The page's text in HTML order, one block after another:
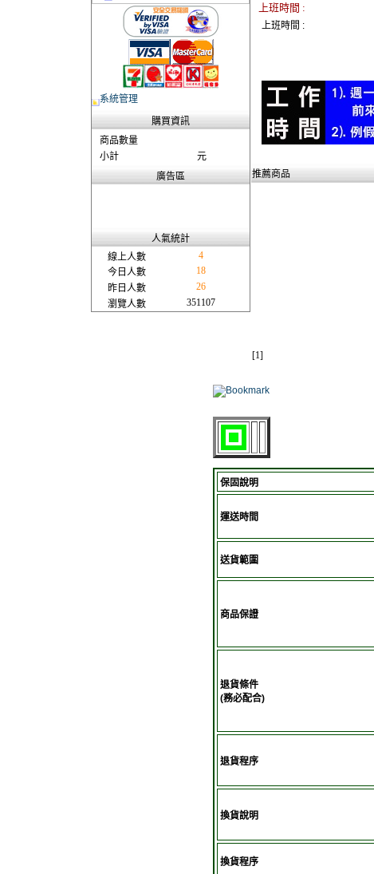
系統管理
購買資訊
商品數量
小計
元
廣告區
人氣統計
線上人數
4
今日人數
18
昨日人數
26
瀏覽人數
351107
上班時間 :
上班時間 :
推薦商品
[1]
保固說明
運送時間
送貨範圍
商品保證
退貨條件
(務必配合)
退貨程序
換貨說明
換貨程序